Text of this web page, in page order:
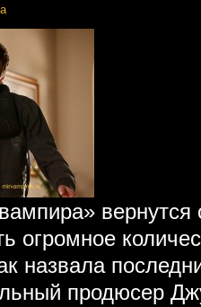
огромное
назвала
продюсер